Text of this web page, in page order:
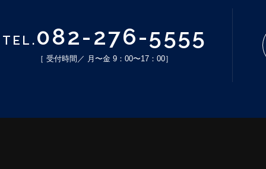
TEL. 082-276-5555
［ 受付時間／ 月〜金 9：00〜17：00］